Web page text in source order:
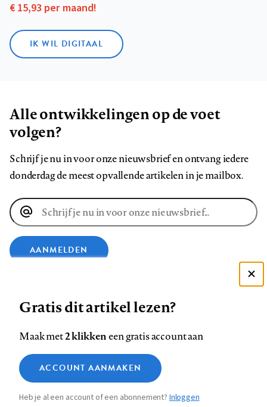
€ 15,93 per maand!
IK WIL DIGITAAL
Alle ontwikkelingen op de voet
volgen?
Schrijf je nu in voor onze nieuwsbrief en ontvang iedere
donderdag de meest opvallende artikelen in je mailbox.
E-
mailadres
AANMELDEN
op
Facebook
op
LinkedIn
op
Bluesky
ons
op
InstagramYouTube
Footer
Contact Colofon Disclaimer Privacy
Medische vragen verdienen
betrouwbare antwoorden
Zie onze cookie policy
Analytische cookies
Marketing cookies
Gratis dit artikel lezen?
Maak met2 klikkeneen gratis account aan
ACCOUNT AANMAKEN
Heb je al een account of een abonnement?Inloggen